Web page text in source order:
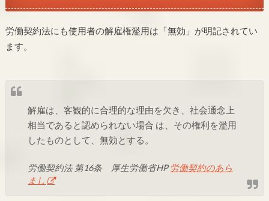
労働契約法にも使用者の解雇権濫用は「無効」が明記されてい
ます。
解雇は、客観的に合理的な理由を欠き、社会通念上
相当であると認められない場合 は、その権利を濫用
したものとして、無効とする。
労働契約法 第16条 厚生労働省HP労働契約のあら
まし